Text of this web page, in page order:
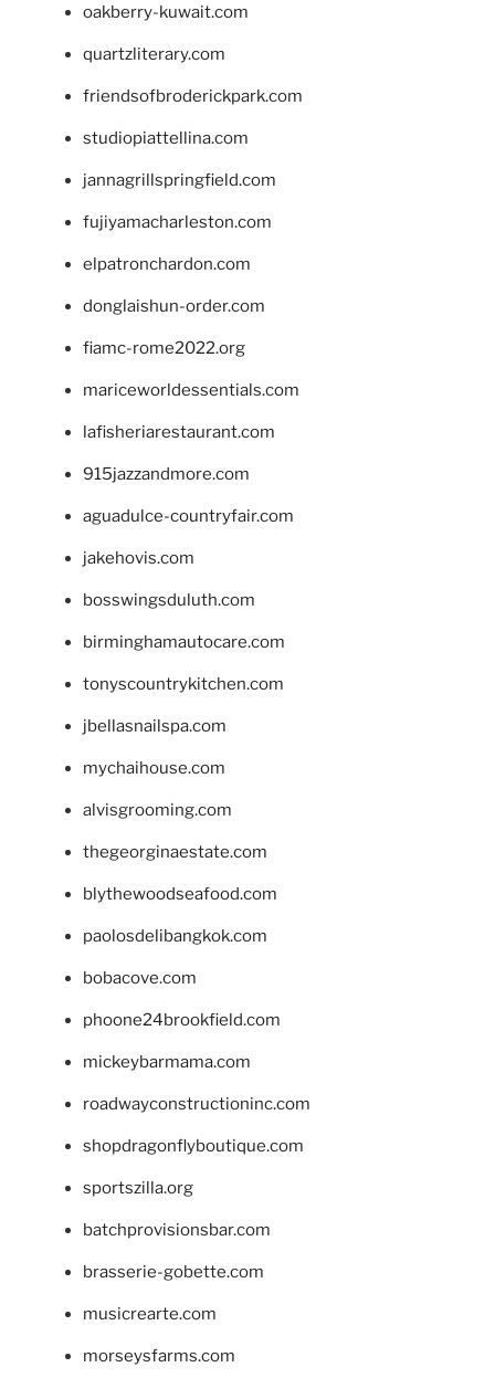
oakberry-kuwait.com
quartzliterary.com
friendsofbroderickpark.com
studiopiattellina.com
jannagrillspringfield.com
fujiyamacharleston.com
elpatronchardon.com
donglaishun-order.com
fiamc-rome2022.org
mariceworldessentials.com
lafisheriarestaurant.com
915jazzandmore.com
aguadulce-countryfair.com
jakehovis.com
bosswingsduluth.com
birminghamautocare.com
tonyscountrykitchen.com
jbellasnailspa.com
mychaihouse.com
alvisgrooming.com
thegeorginaestate.com
blythewoodseafood.com
paolosdelibangkok.com
bobacove.com
phoone24brookfield.com
mickeybarmama.com
roadwayconstructioninc.com
shopdragonflyboutique.com
sportszilla.org
batchprovisionsbar.com
brasserie-gobette.com
musicrearte.com
morseysfarms.com